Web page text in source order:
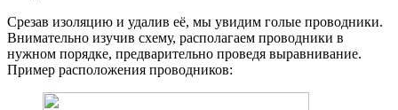
Срезав изоляцию и удалив её, мы увидим голые проводники.
Внимательно изучив схему, располагаем проводники в
нужном порядке, предварительно проведя выравнивание.
Пример расположения проводников: